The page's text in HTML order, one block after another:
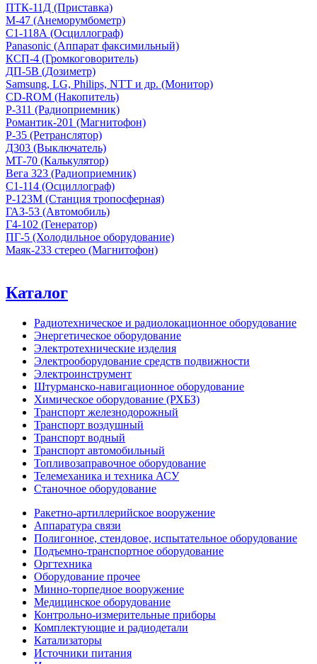
ПТК-11Д (Приставка)
М-47 (Анеморумбометр)
С1-118А (Осциллограф)
Panasonic (Аппарат факсимильный)
КСП-4 (Громкоговоритель)
ДП-5В (Дозиметр)
Samsung, LG, Philips, NTT и др. (Монитор)
CD-ROM (Накопитель)
Р-311 (Радиоприемник)
Романтик-201 (Магнитофон)
Р-35 (Ретранслятор)
Д303 (Выключатель)
МТ-70 (Калькулятор)
Вега 323 (Радиоприемник)
С1-114 (Осциллограф)
Р-123М (Станция тропосферная)
ГАЗ-53 (Автомобиль)
Г4-102 (Генератор)
ПГ-5 (Холодильное оборудование)
Маяк-233 стерео (Магнитофон)
Каталог
Радиотехническое и радиолокационное оборудование
Энергетическое оборудование
Электротехнические изделия
Электрооборудование средств подвижности
Электроинструмент
Штурманско-навигационное оборудование
Химическое оборудование (РХБЗ)
Транспорт железнодорожный
Транспорт воздушный
Транспорт водный
Транспорт автомобильный
Топливозаправочное оборудование
Телемеханика и техника АСУ
Станочное оборудование
Ракетно-артиллерийское вооружение
Аппаратура связи
Полигонное, стендовое, испытательное оборудование
Подъемно-транспортное оборудование
Оргтехника
Оборудование прочее
Минно-торпедное вооружение
Медицинское оборудование
Контрольно-измерительные приборы
Комплектующие и радиодетали
Катализаторы
Источники питания